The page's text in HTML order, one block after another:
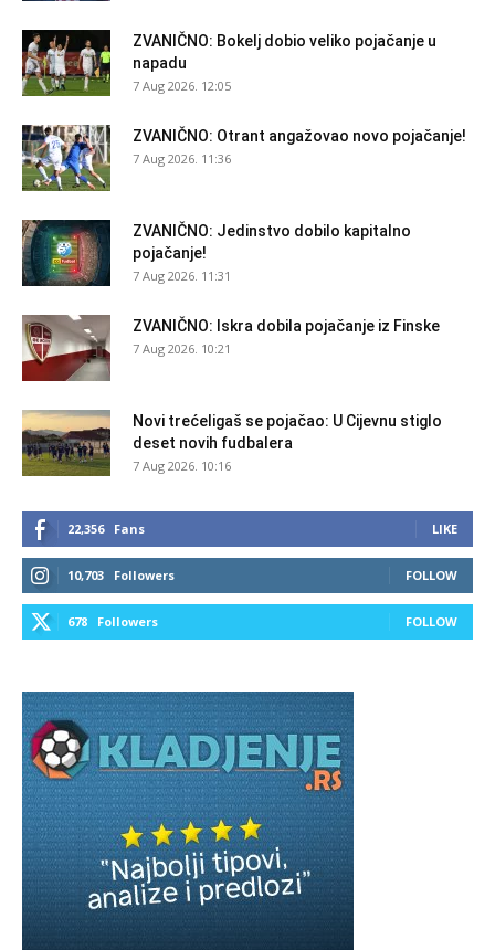
ZVANIČNO: Bokelj dobio veliko pojačanje u
napadu
7 Aug 2026. 12:05
ZVANIČNO: Otrant angažovao novo pojačanje!
7 Aug 2026. 11:36
ZVANIČNO: Jedinstvo dobilo kapitalno
pojačanje!
7 Aug 2026. 11:31
ZVANIČNO: Iskra dobila pojačanje iz Finske
7 Aug 2026. 10:21
Novi trećeligaš se pojačao: U Cijevnu stiglo
deset novih fudbalera
7 Aug 2026. 10:16
22,356 Fans LIKE
10,703 Followers FOLLOW
678 Followers FOLLOW